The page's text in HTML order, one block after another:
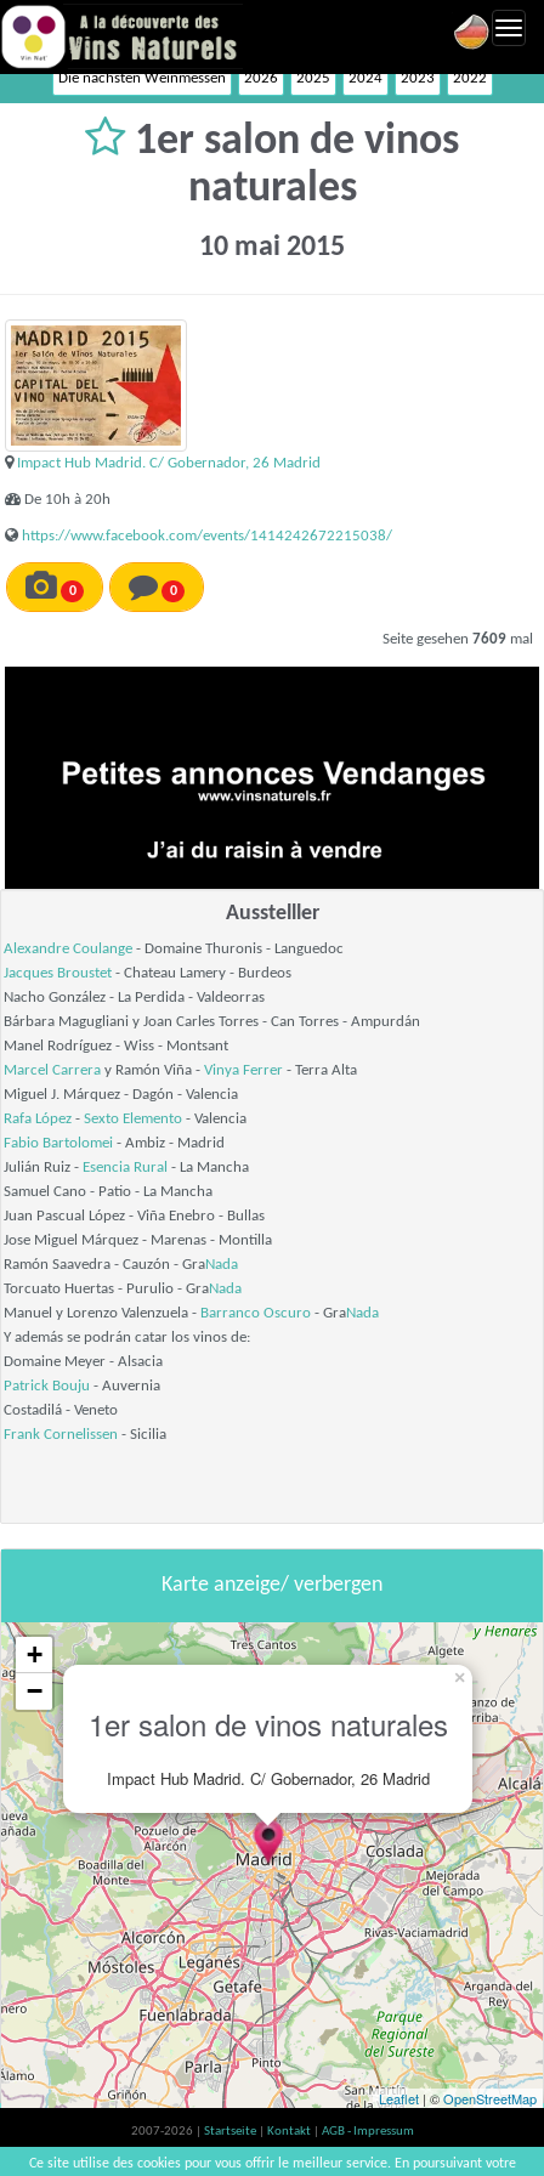
Die nächsten Weinmessen 2026 2025 2024 2023 2022
1er salon de vinos
naturales
10 mai 2015
Impact Hub Madrid. C/ Gobernador, 26 Madrid
De 10h à 20h
https://www.facebook.com/events/1414242672215038/
0 0
Seite gesehen 7609 mal
Ausstelller
Alexandre Coulange - Domaine Thuronis - Languedoc
Jacques Broustet - Chateau Lamery - Burdeos
Nacho González - La Perdida - Valdeorras
Bárbara Magugliani y Joan Carles Torres - Can Torres - Ampurdán
Manel Rodríguez - Wiss - Montsant
Marcel Carrera y Ramón Viña - Vinya Ferrer - Terra Alta
Miguel J. Márquez - Dagón - Valencia
Rafa López - Sexto Elemento - Valencia
Fabio Bartolomei - Ambiz - Madrid
Julián Ruiz - Esencia Rural - La Mancha
Samuel Cano - Patio - La Mancha
Juan Pascual López - Viña Enebro - Bullas
Jose Miguel Márquez - Marenas - Montilla
Ramón Saavedra - Cauzón - GraNada
Torcuato Huertas - Purulio - GraNada
Manuel y Lorenzo Valenzuela - Barranco Oscuro - GraNada
Y además se podrán catar los vinos de:
Domaine Meyer - Alsacia
Patrick Bouju - Auvernia
Costadilá - Veneto
Frank Cornelissen - Sicilia
Karte anzeige/ verbergen
1er salon de vinos naturales
Impact Hub Madrid. C/ Gobernador, 26 Madrid
×
+
−
Leaflet | ©OpenStreetMap
2007-2026 | Startseite Kontakt
AGB - Impressum
Der Verzehr von Alkohol ist gesundheitsschädlich, Verzehr in Maßen empfohlen |
Ce site utilise des cookies pour vous offrir le meilleur service. En poursuivant votre